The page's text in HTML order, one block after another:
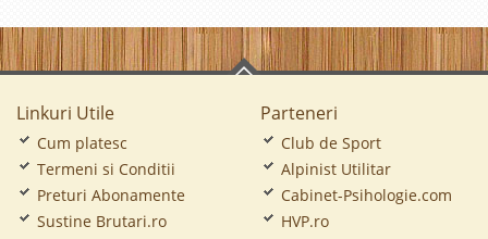
Linkuri Utile
Cum platesc
Termeni si Conditii
Preturi Abonamente
Sustine Brutari.ro
Parteneri
Club de Sport
Alpinist Utilitar
Cabinet-Psihologie.com
HVP.ro